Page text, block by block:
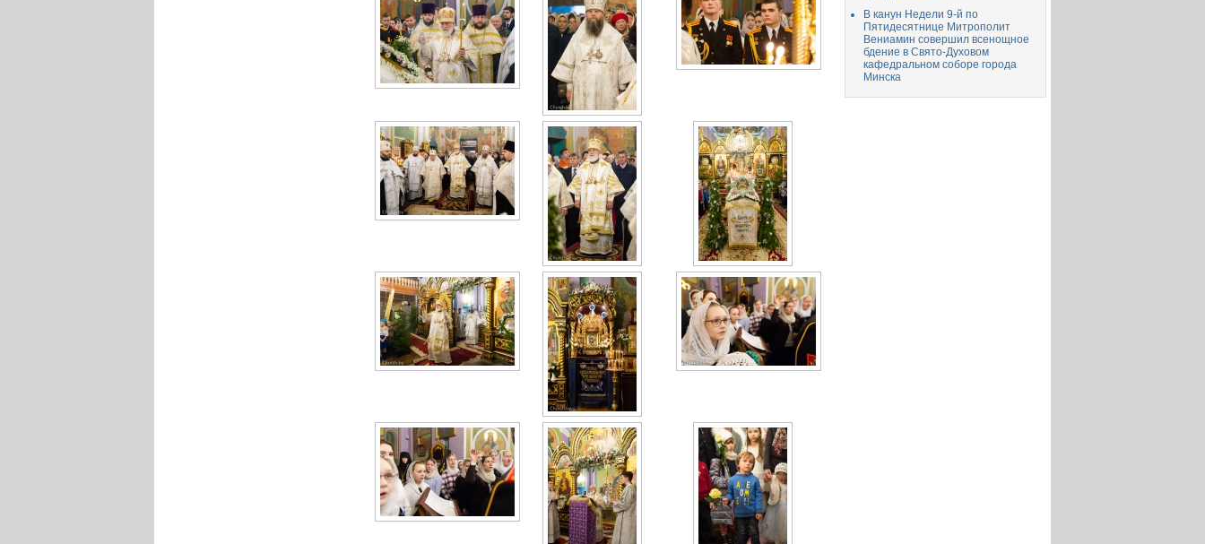
В канун Недели 9-й по
Пятидесятнице Митрополит
Вениамин совершил всенощное
бдение в Свято-Духовом
кафедральном соборе города
Минска